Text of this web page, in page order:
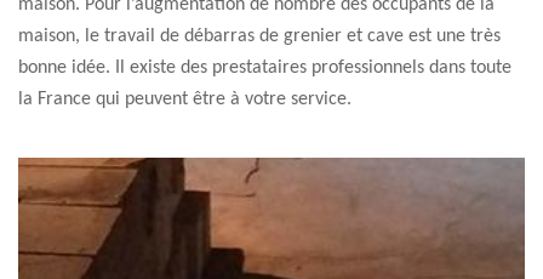
maison. Pour l’augmentation de nombre des occupants de la
maison, le travail de débarras de grenier et cave est une très
bonne idée. Il existe des prestataires professionnels dans toute
la France qui peuvent être à votre service.